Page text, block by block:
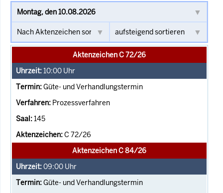
Aktenzeichen C 72/26
10:00 Uhr
Güte- und Verhandlungstermin
Prozessverfahren
145
C 72/26
Aktenzeichen C 84/26
09:00 Uhr
Güte- und Verhandlungstermin